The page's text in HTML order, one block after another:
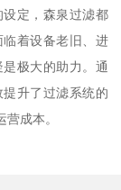
国际同类产品具
在设备改造或备
艺和质量标准上
力能源，还是食
都能稳定适应不